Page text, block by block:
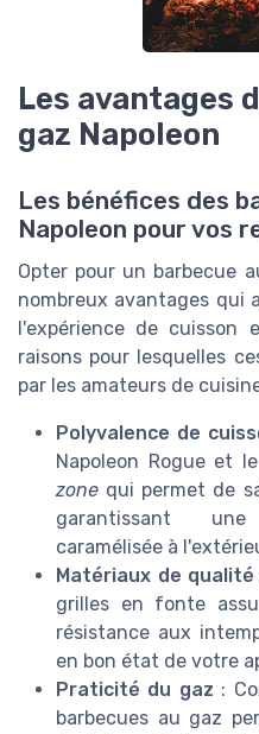
Les avantages
gaz Napoleon
Les bénéfices des
Napoleon pour vos
Opter pour un barbecue
nombreux avantages qui
l'expérience de cuisson
raisons pour lesquelles
par les amateurs de
Polyvalence de
Napoleon Rogue et
zone qui permet de
garantissant
caramélisée à
Matériaux de qualité
grilles en fonte
résistance aux
en bon état de votre
Praticité du gaz :
barbecues au gaz